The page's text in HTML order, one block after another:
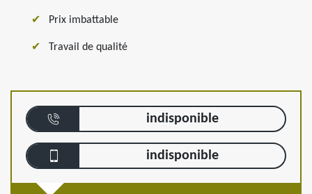
Prix imbattable
Travail de qualité
indisponible
indisponible